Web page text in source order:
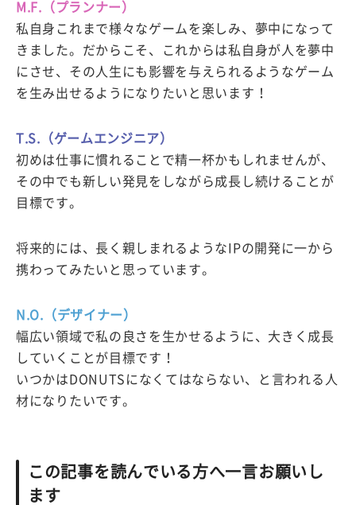
M.F.（プランナー）
私自身これまで様々なゲームを楽しみ、夢中になって
きました。だからこそ、これからは私自身が人を夢中
にさせ、その人生にも影響を与えられるようなゲーム
を生み出せるようになりたいと思います！
T.S.（ゲームエンジニア）
初めは仕事に慣れることで精一杯かもしれませんが、
その中でも新しい発見をしながら成長し続けることが
目標です。
将来的には、長く親しまれるようなIPの開発に一から
携わってみたいと思っています。
N.O.（デザイナー）
幅広い領域で私の良さを生かせるように、大きく成長
していくことが目標です！
いつかはDONUTSになくてはならない、と言われる人
材になりたいです。
この記事を読んでいる方へ一言お願いし
ます